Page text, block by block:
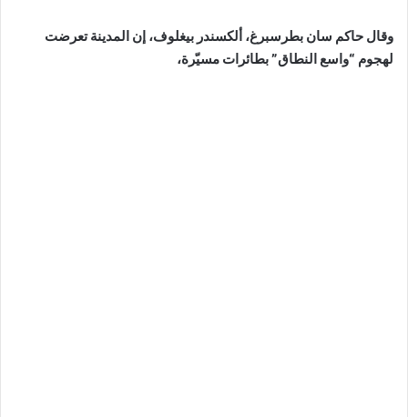
وقال حاكم سان بطرسبرغ، ألكسندر بيغلوف، إن المدينة تعرضت
لهجوم “واسع النطاق” بطائرات مسيّرة،